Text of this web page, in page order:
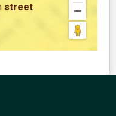
street